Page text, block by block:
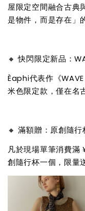
屋限定空間融合古典
是物件，而是存在」
🔸 快閃限定新品：
Èaphi代表作《WAVE
米色限定款，僅在名
🔸 滿額贈：原創隨
凡於現場單筆消費
創隨行杯一個，限量